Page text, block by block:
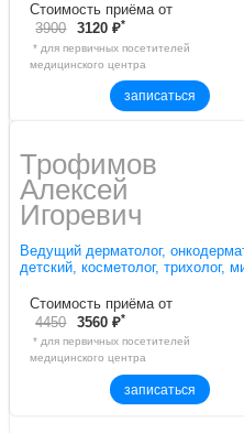
Стоимость приёма от
3900
3120 ₽*
* для первичных посетителей
медицинского центра
записаться
Трофимов
Алексей
Игоревич
Ведущий дерматолог,
детский, косметолог, трихолог,
Стоимость приёма от
4450
3560 ₽*
* для первичных посетителей
медицинского центра
записаться